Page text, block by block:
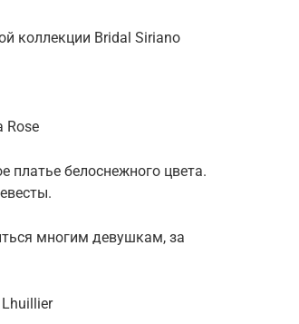
коллекции Bridal Siriano
Rose
платье белоснежного цвета.
многим девушкам, за